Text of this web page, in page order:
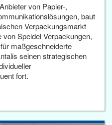
von Papier-,
baut
Verpackungsmarkt
Speidel Verpackungen,
maßgeschneiderte
seinen strategischen
fort.